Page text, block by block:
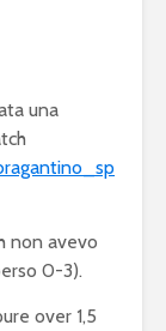
una
non avevo
0-3).
over 1,5